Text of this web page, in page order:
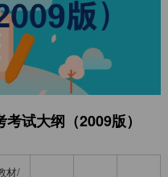
试大纲（2009版）
材/